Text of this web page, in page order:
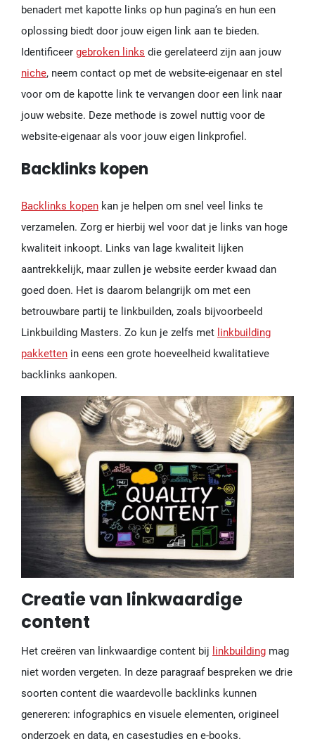
benadert met kapotte links op hun pagina’s en hun een
oplossing biedt door jouw eigen link aan te bieden.
Identificeer gebroken links die gerelateerd zijn aan jouw
niche, neem contact op met de website-eigenaar en stel
voor om de kapotte link te vervangen door een link naar
jouw website. Deze methode is zowel nuttig voor de
website-eigenaar als voor jouw eigen linkprofiel.
Backlinks kopen
Backlinks kopen kan je helpen om snel veel links te
verzamelen. Zorg er hierbij wel voor dat je links van hoge
kwaliteit inkoopt. Links van lage kwaliteit lijken
aantrekkelijk, maar zullen je website eerder kwaad dan
goed doen. Het is daarom belangrijk om met een
betrouwbare partij te linkbuilden, zoals bijvoorbeeld
Linkbuilding Masters. Zo kun je zelfs met linkbuilding
pakketten in eens een grote hoeveelheid kwalitatieve
backlinks aankopen.
Creatie van linkwaardige
content
Het creëren van linkwaardige content bij linkbuilding mag
niet worden vergeten. In deze paragraaf bespreken we drie
soorten content die waardevolle backlinks kunnen
genereren: infographics en visuele elementen, origineel
onderzoek en data, en casestudies en e-books.